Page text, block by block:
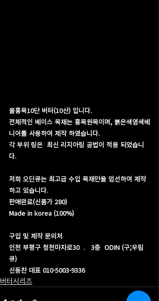
올홍목10단 버터(10산) 입니다.
전체적인 베이스 목재는 홍목원목이며, 붉은색염색베
니어를 사용하여 제작 하였습니다.
각 부위 링은  최신 리지아링 공법이 적용 되었습니
다.
저희 오딘큐는 최고급 수입 목재만을 엄선하여 제작
하고 있습니다.
​판매완료(신품가 280)
​Made in korea (100%)
구입 및 제작 문의처
인천 부평구 청천마차로30  .   3층  ODIN (구;우림
큐)
신동찬 대표 010-5003-9336
버터시리즈